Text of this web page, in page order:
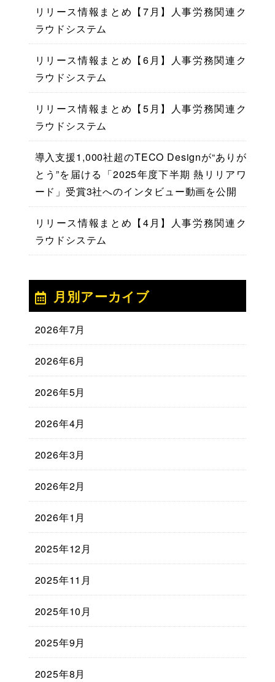
リリース情報まとめ【7月】人事労務関連ク
ラウドシステム
リリース情報まとめ【6月】人事労務関連ク
ラウドシステム
リリース情報まとめ【5月】人事労務関連ク
ラウドシステム
導入支援1,000社超のTECO Designが“ありが
とう”を届ける「2025年度下半期 熱リリアワ
ード」受賞3社へのインタビュー動画を公開
リリース情報まとめ【4月】人事労務関連ク
ラウドシステム
月別アーカイブ
2026年7月
2026年6月
2026年5月
2026年4月
2026年3月
2026年2月
2026年1月
2025年12月
2025年11月
2025年10月
2025年9月
2025年8月